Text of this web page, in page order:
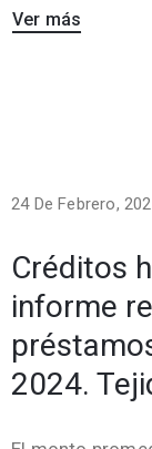
Ver más
24 De Febrero,
Créditos
informe
2024.